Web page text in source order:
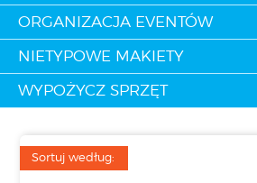
ORGANIZACJA EVENTÓW
NIETYPOWE MAKIETY
WYPOŻYCZ SPRZĘT
Sortuj według: